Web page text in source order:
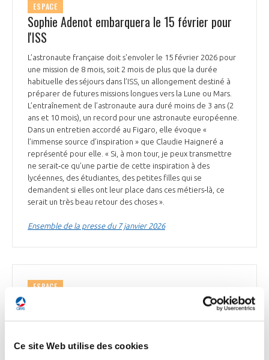
Ce site Web utilise des cookies
ESPACE
Sophie Adenot embarquera le 15 février pour
l'ISS
L’astronaute française doit s'envoler le 15 février 2026 pour
une mission de 8 mois, soit 2 mois de plus que la durée
habituelle des séjours dans l’ISS, un allongement destiné à
préparer de futures missions longues vers la Lune ou Mars.
L’entraînement de l’astronaute aura duré moins de 3 ans (2
ans et 10 mois), un record pour une astronaute européenne.
Dans un entretien accordé au Figaro, elle évoque «
l’immense source d’inspiration » que Claudie Haigneré a
représenté pour elle. « Si, à mon tour, je peux transmettre
ne serait‑ce qu’une partie de cette inspiration à des
lycéennes, des étudiantes, des petites filles qui se
demandent si elles ont leur place dans ces métiers‑là, ce
serait un très beau retour des choses ».
Ensemble de la presse du 7 janvier 2026
ESPACE
Portrait de David Cavaillolès (Arianespace)
Arianespace s'apprête à opérer son 1er lancement pour
tout pour l'entreprise américaine. Face à la concurrence